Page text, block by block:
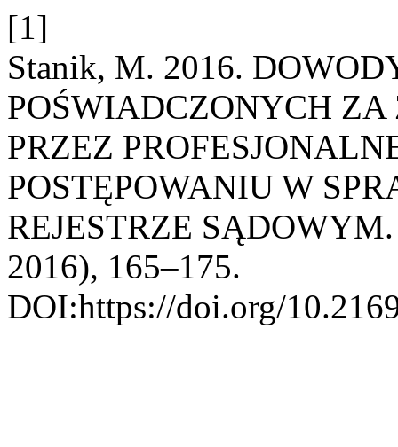
[1]
Stanik, M. 2016.
POŚWIADCZONYCH
PRZEZ
POSTĘPOWANIU W
REJESTRZE
2016), 165–175.
DOI:https://doi.org/